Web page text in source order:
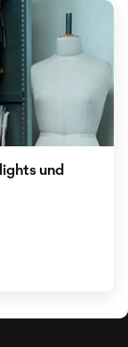
und